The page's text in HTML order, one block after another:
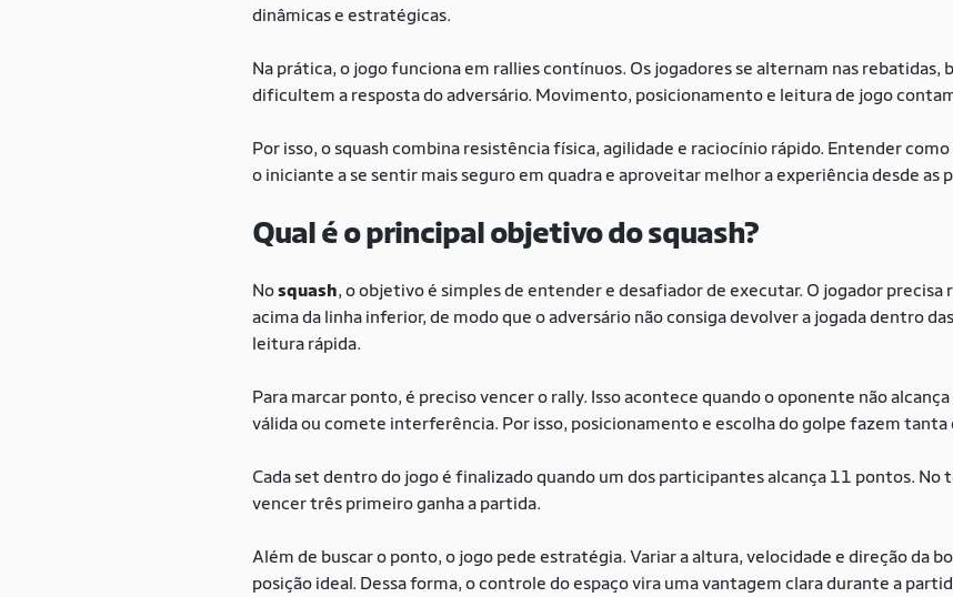
dinâmicas e estratégicas.
Na prática, o jogo funciona em rallies contínuos. Os jogadores se alternam nas rebatidas,
dificultem a resposta do adversário. Movimento, posicionamento e leitura de jogo
Por isso, o squash combina resistência física, agilidade e raciocínio rápido. Entender
o iniciante a se sentir mais seguro em quadra e aproveitar melhor a experiência desde as
Qual é o principal objetivo do squash?
Nosquash, o objetivo é simples de entender e desafiador de executar. O jogador
acima da linha inferior, de modo que o adversário não consiga devolver a jogada dentro
leitura rápida.
Para marcar ponto, é preciso vencer o rally. Isso acontece quando o oponente não
válida ou comete interferência. Por isso, posicionamento e escolha do golpe fazem
Cada set dentro do jogo é finalizado quando um dos participantes alcança 11 pontos. No
vencer três primeiro ganha a partida.
Além de buscar o ponto, o jogo pede estratégia. Variar a altura, velocidade e direção da
posição ideal. Dessa forma, o controle do espaço vira uma vantagem clara durante a